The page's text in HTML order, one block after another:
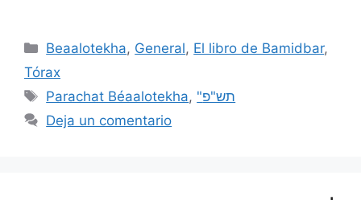
Beaalotekha, General, El libro de Bamidbar,
Tórax
Parachat Béaalotekha,
"תש"פ
Deja un comentario